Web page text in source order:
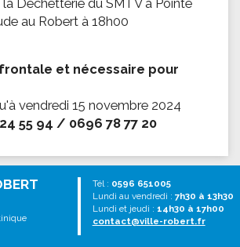
la Déchetterie du SMTV à Pointe
au Robert à 18h00
et nécessaire pour
vendredi 15 novembre 2024
55 94 / 0696 78 77 20
Tél : 0596 651005
Lundi au vendredi : 7h30 à 13h30
Lundi et jeudi : 14h30 à 17h00
contact@ville-robert.fr